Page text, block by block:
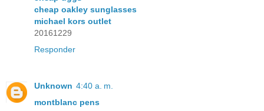
cheap oakley sunglasses
michael kors outlet
20161229
Responder
Unknown 4:40 a. m.
montblanc pens